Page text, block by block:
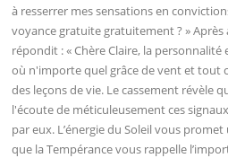
à resserrer mes sensations en
voyance gratuite gratuitement ? » Après
répondit : « Chère Claire, la
où n'importe quel grâce de vent et tout
des leçons de vie. Le cassement révèle
l'écoute de méticuleusement ces
par eux. L’énergie du Soleil vous
que la Tempérance vous rappelle